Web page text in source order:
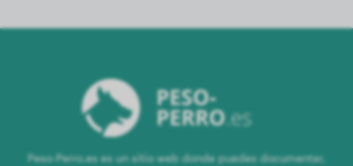
Peso-Perro.es es un sitio web donde puedes documentar,